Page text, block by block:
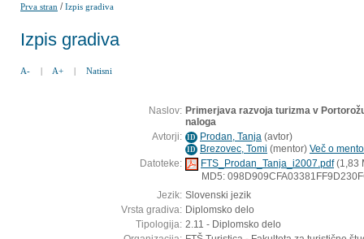
Prva stran /Izpis gradiva
Izpis gradiva
A- | A+ | Natisni
Naslov: Primerjava razvoja turizma v
naloga
Avtorji: ID Prodan, Tanja (avtor)
ID Brezovec, Tomi (mentor) Več o
Datoteke:
FTS_Prodan_Tanja_i2007.pdf(1,83
MD5:
Jezik: Slovenski jezik
Vrsta gradiva: Diplomsko delo
Tipologija: 2.11 - Diplomsko delo